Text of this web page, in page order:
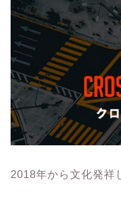
2018年から文化発祥